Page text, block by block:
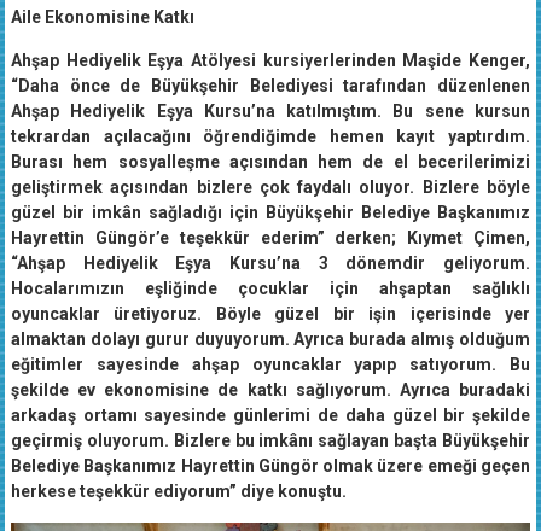
“Daha önce de Büyükşehir Belediyesi tarafından düzenlenen
Ahşap Hediyelik Eşya Kursu’na katılmıştım. Bu sene kursun
tekrardan açılacağını öğrendiğimde hemen kayıt yaptırdım.
Burası hem sosyalleşme açısından hem de el becerilerimizi
geliştirmek açısından bizlere çok faydalı oluyor. Bizlere böyle
güzel bir imkân sağladığı için Büyükşehir Belediye Başkanımız
Hayrettin Güngör’e teşekkür ederim” derken; Kıymet Çimen,
“Ahşap Hediyelik Eşya Kursu’na 3 dönemdir geliyorum.
Hocalarımızın eşliğinde çocuklar için ahşaptan sağlıklı
oyuncaklar üretiyoruz. Böyle güzel bir işin içerisinde yer
almaktan dolayı gurur duyuyorum. Ayrıca burada almış olduğum
eğitimler sayesinde ahşap oyuncaklar yapıp satıyorum. Bu
şekilde ev ekonomisine de katkı sağlıyorum. Ayrıca buradaki
arkadaş ortamı sayesinde günlerimi de daha güzel bir şekilde
geçirmiş oluyorum. Bizlere bu imkânı sağlayan başta Büyükşehir
Belediye Başkanımız Hayrettin Güngör olmak üzere emeği geçen
herkese teşekkür ediyorum” diye konuştu.